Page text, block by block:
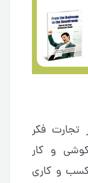
تجارت فکر
و کار
و کاری